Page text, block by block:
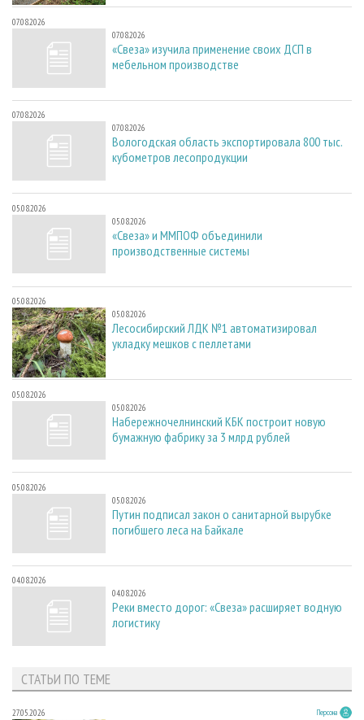
07.08.2026
07.08.2026
«Свеза» изучила применение своих ДСП в
мебельном производстве
07.08.2026
07.08.2026
Вологодская область экспортировала 800 тыс.
кубометров лесопродукции
05.08.2026
05.08.2026
«Свеза» и ММПОФ объединили
производственные системы
05.08.2026
05.08.2026
Лесосибирский ЛДК №1 автоматизировал
укладку мешков с пеллетами
05.08.2026
05.08.2026
Набережночелнинский КБК построит новую
бумажную фабрику за 3 млрд рублей
05.08.2026
05.08.2026
Путин подписал закон о санитарной вырубке
погибшего леса на Байкале
04.08.2026
04.08.2026
Реки вместо дорог: «Свеза» расширяет водную
логистику
СТАТЬИ ПО ТЕМЕ
27.05.2026 Персона